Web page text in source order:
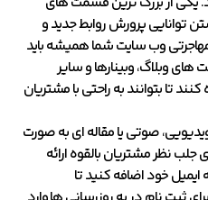
پرورش روابط جدید و
وب سایت شما همیشه باید
های وبلاگ، وبینارها و سایر
تا بتوانند به راحتی با مشتریان
صوتی یا مقاله ای به صورت
نظر مشتریان بالقوه ارائه
خود اضافه کنید تا